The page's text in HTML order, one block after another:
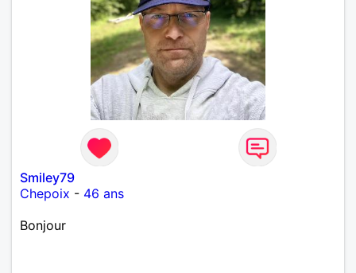
Smiley79
Chepoix - 46 ans
Bonjour